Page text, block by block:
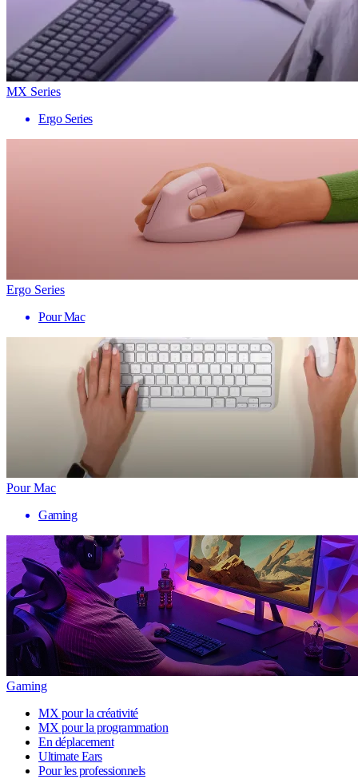
MX Series
Ergo Series
Ergo Series
Pour Mac
Pour Mac
Gaming
Gaming
MX pour la créativité
MX pour la programmation
En déplacement
Ultimate Ears
Pour les professionnels